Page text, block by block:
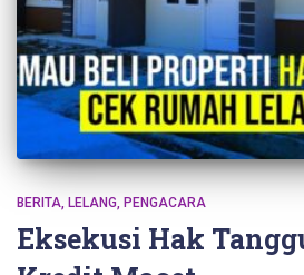
BERITA LELANG PENGACARA
Eksekusi Hak